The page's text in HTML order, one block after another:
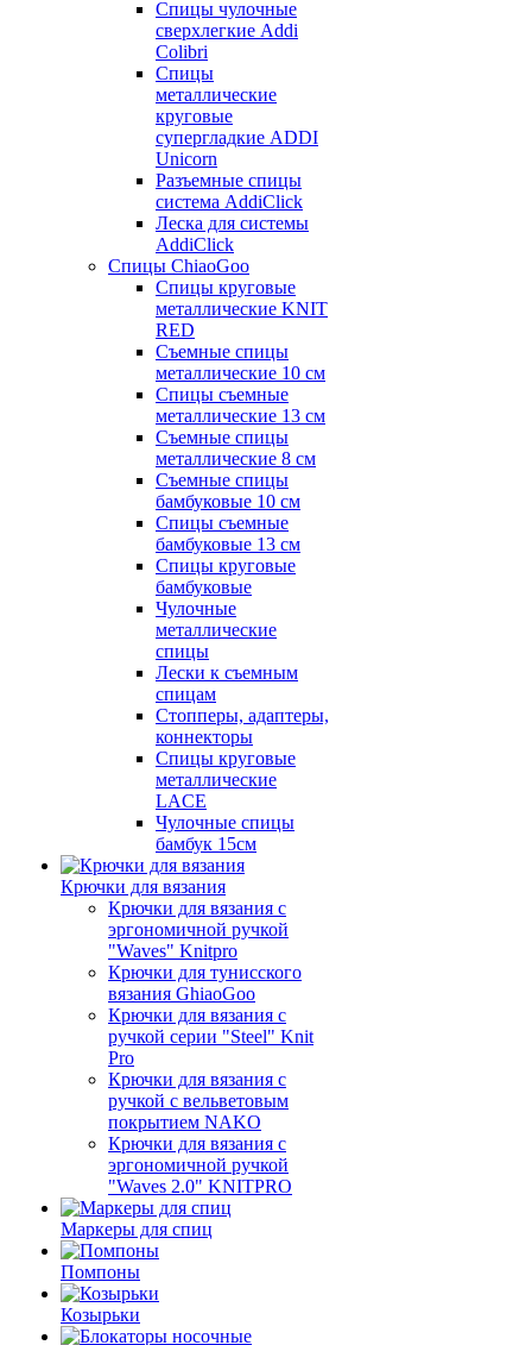
Спицы чулочные
сверхлегкие Addi
Colibri
Спицы
металлические
круговые
супергладкие ADDI
Unicorn
Разъемные спицы
система AddiClick
Леска для системы
AddiClick
Спицы ChiaoGoo
Спицы круговые
металлические KNIT
RED
Съемные спицы
металлические 10 см
Спицы съемные
металлические 13 см
Съемные спицы
металлические 8 см
Съемные спицы
бамбуковые 10 см
Спицы съемные
бамбуковые 13 см
Спицы круговые
бамбуковые
Чулочные
металлические
спицы
Лески к съемным
спицам
Стопперы, адаптеры,
коннекторы
Спицы круговые
металлические
LACE
Чулочные спицы
бамбук 15см
Крючки для вязания
Крючки для вязания с
эргономичной ручкой
"Waves" Knitpro
Крючки для тунисского
вязания GhiaoGoo
Крючки для вязания с
ручкой серии "Steel" Knit
Pro
Крючки для вязания с
ручкой с вельветовым
покрытием NAKO
Крючки для вязания с
эргономичной ручкой
"Waves 2.0" KNITPRO
Маркеры для спиц
Помпоны
Козырьки